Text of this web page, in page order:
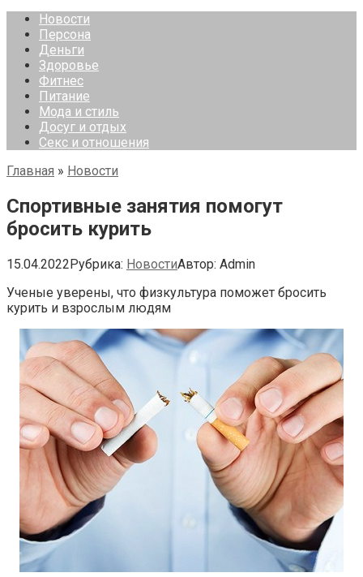
Новости
Персона
Деньги
Здоровье
Фитнес
Питание
Мода и стиль
Досуг и отдых
Секс и отношения
Главная » Новости
Спортивные занятия помогут
бросить курить
15.04.2022Рубрика: НовостиАвтор: Admin
Ученые уверены, что физкультура поможет бросить
курить и взрослым людям